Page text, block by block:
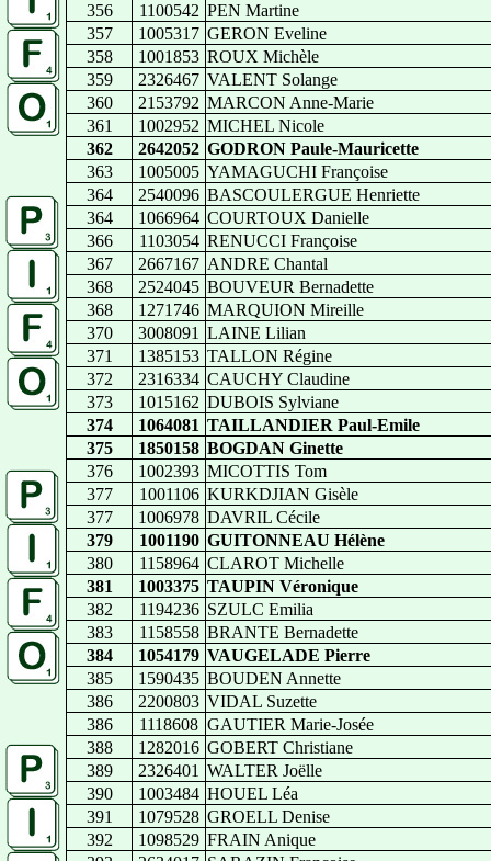
356
1100542 PEN Martine
357
1005317 GERON Eveline
358
1001853 ROUX Michèle
359
2326467 VALENT Solange
360
2153792 MARCON Anne-Marie
361
1002952 MICHEL Nicole
362
2642052 GODRON Paule-Mauricette
363
1005005 YAMAGUCHI Françoise
364
2540096 BASCOULERGUE Henriette
364
1066964 COURTOUX Danielle
366
1103054 RENUCCI Françoise
367
2667167 ANDRE Chantal
368
2524045 BOUVEUR Bernadette
368
1271746 MARQUION Mireille
370
3008091 LAINE Lilian
371
1385153 TALLON Régine
372
2316334 CAUCHY Claudine
373
1015162 DUBOIS Sylviane
374
1064081 TAILLANDIER Paul-Emile
375
1850158 BOGDAN Ginette
376
1002393 MICOTTIS Tom
377
1001106 KURKDJIAN Gisèle
377
1006978 DAVRIL Cécile
379
1001190 GUITONNEAU Hélène
380
1158964 CLAROT Michelle
381
1003375 TAUPIN Véronique
382
1194236 SZULC Emilia
383
1158558 BRANTE Bernadette
384
1054179 VAUGELADE Pierre
385
1590435 BOUDEN Annette
386
2200803 VIDAL Suzette
386
1118608 GAUTIER Marie-Josée
388
1282016 GOBERT Christiane
389
2326401 WALTER Joëlle
390
1003484 HOUEL Léa
391
1079528 GROELL Denise
392
1098529 FRAIN Anique